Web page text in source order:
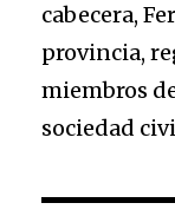
cabecera,
provincia,
miembros
sociedad